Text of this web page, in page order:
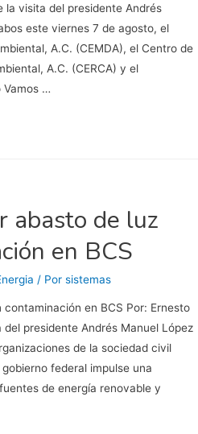
la visita del presidente Andrés
este viernes 7 de agosto, el
A.C. (CEMDA), el Centro de
A.C. (CERCA) y el
Vamos …
abasto de luz
en BCS
/ Por sistemas
en BCS Por: Ernesto
presidente Andrés Manuel López
de la sociedad civil
federal impulse una
de energía renovable y